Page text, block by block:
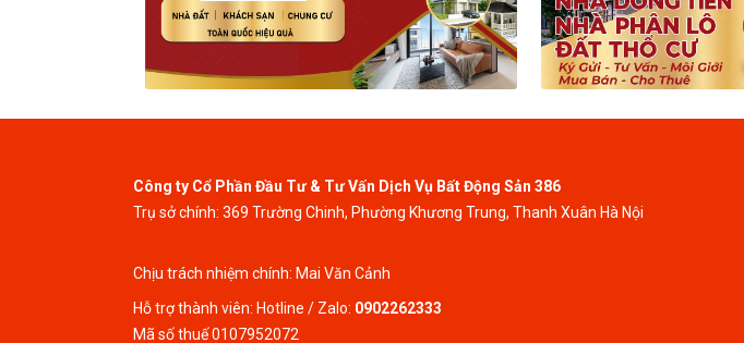
Công ty Cổ Phần Đầu Tư & Tư Vấn Dịch Vụ Bất Động Sản 386
Trụ sở chính: 369 Trường Chinh, Phường Khương Trung, Thanh Xuân Hà Nội
Chịu trách nhiệm chính: Mai Văn Cảnh
Hỗ trợ thành viên: Hotline / Zalo: 0902262333
Mã số thuế 0107952072